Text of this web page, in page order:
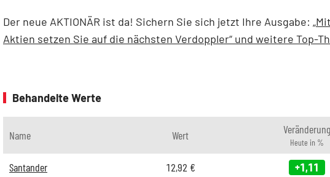
Der neue AKTIONÄR ist da! Sichern Sie sich jetzt Ihre Ausgabe:
Aktien setzen Sie auf die nächsten Verdoppler“ und weitere Top-
Behandelte Werte
Name Wert Veränderung
Heute in %
Santander 12,92 € +1,11